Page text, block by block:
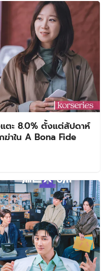
แตะ 8.0% ตั้งแต่สัปดาห์
าใน A Bona Fide